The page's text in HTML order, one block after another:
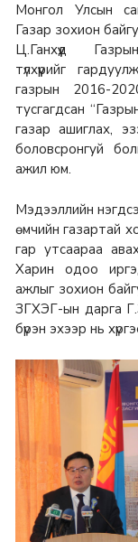
Монгол Улсын
Газар зохион
Ц.Ганхүүд
түлхүүрийг
газрын 2016-
тусгагдсан
газар ашиглах,
боловсронгуй
ажил юм.
Мэдээллийн
өмчийн газартай
гар утсаараа
Харин одоо
ажлыг зохион
ЗГХЭГ-ын дарга
бүрэн эхээр нь